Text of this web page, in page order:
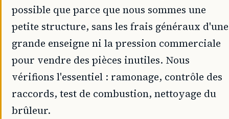
possible que parce que nous sommes une
petite structure, sans les frais généraux d'une
grande enseigne ni la pression commerciale
pour vendre des pièces inutiles. Nous
vérifions l'essentiel : ramonage, contrôle des
raccords, test de combustion, nettoyage du
brûleur.